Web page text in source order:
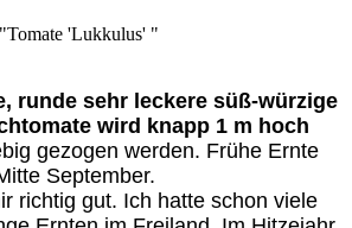
'Lukkulus' "
runde sehr leckere süß-würzige
wird knapp 1 m hoch
gezogen werden. Frühe Ernte
September.
richtig gut. Ich hatte schon viele